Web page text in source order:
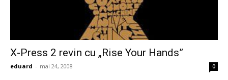
X-Press 2 revin cu „Rise Your Hands”
eduard - mai 24, 2008 0